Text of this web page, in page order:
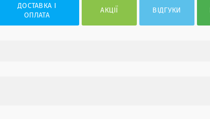
ДОСТАВКА І
ОПЛАТА
АКЦІЇ ВІДГУКИ